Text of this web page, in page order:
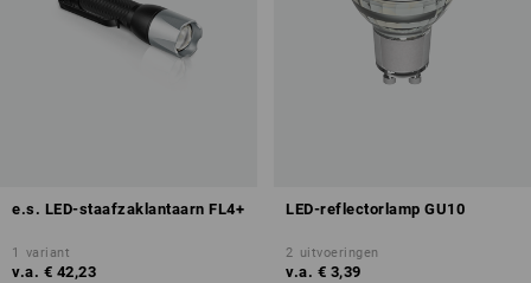
e.s. LED-staafzaklantaarn FL4+
1 variant
v.a. € 42,23
LED-reflectorlamp GU10
2 uitvoeringen
v.a. € 3,39